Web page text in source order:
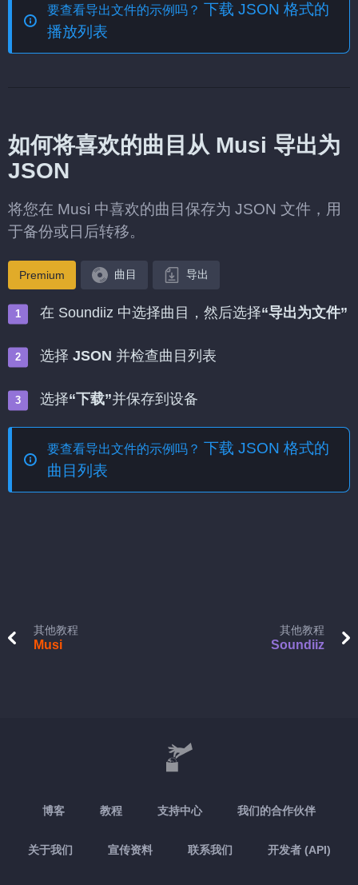
要查看导出文件的示例吗？ 下载 JSON 格式的
播放列表
如何将喜欢的曲目从 Musi 导出为
JSON
将您在 Musi 中喜欢的曲目保存为 JSON 文件，用
于备份或日后转移。
Premium 曲目 导出
在 Soundiiz 中选择曲目，然后选择“导出为文件”
选择 JSON 并检查曲目列表
选择“下载”并保存到设备
要查看导出文件的示例吗？ 下载 JSON 格式的
曲目列表
其他教程
Musi
其他教程
Soundiiz
博客 教程 支持中心 我们的合作伙伴
关于我们 宣传资料 联系我们 开发者 (API)